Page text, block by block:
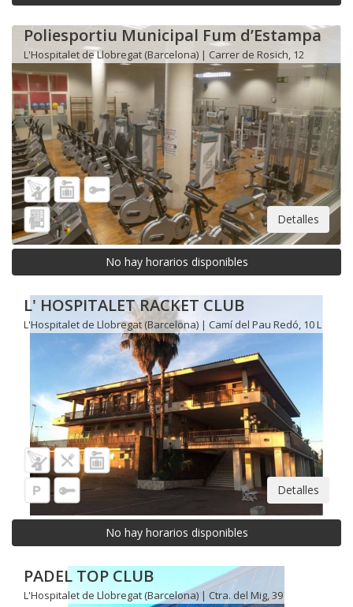
Poliesportiu Municipal Fum d’Estampa
L'Hospitalet de Llobregat (Barcelona) | Carrer de Rosich, 12
Detalles
No hay horarios disponibles
L' HOSPITALET RACKET CLUB
L'Hospitalet de Llobregat (Barcelona) | Camí del Pau Redó, 10 L
Detalles
No hay horarios disponibles
PADEL TOP CLUB
L'Hospitalet de Llobregat (Barcelona) | Ctra. del Mig, 39